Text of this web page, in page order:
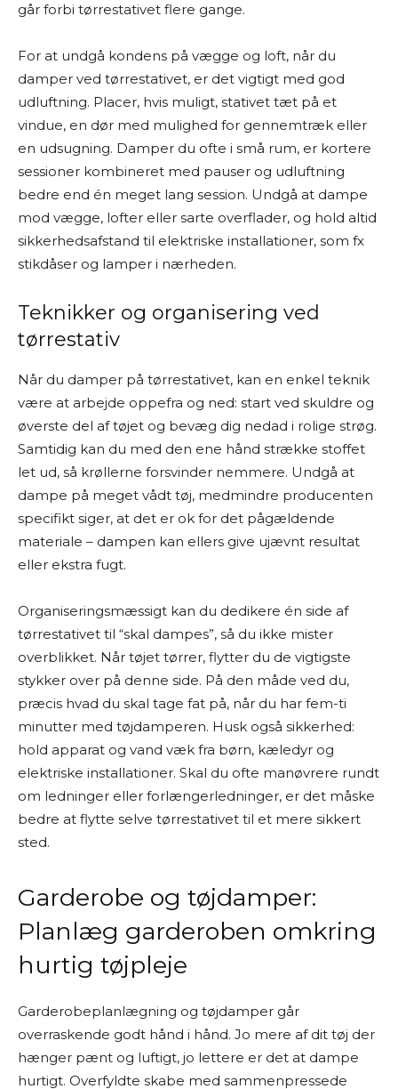
går forbi tørrestativet flere gange.
For at undgå kondens på vægge og loft, når du
damper ved tørrestativet, er det vigtigt med god
udluftning. Placer, hvis muligt, stativet tæt på et
vindue, en dør med mulighed for gennemtræk eller
en udsugning. Damper du ofte i små rum, er kortere
sessioner kombineret med pauser og udluftning
bedre end én meget lang session. Undgå at dampe
mod vægge, lofter eller sarte overflader, og hold altid
sikkerhedsafstand til elektriske installationer, som fx
stikdåser og lamper i nærheden.
Teknikker og organisering ved
tørrestativ
Når du damper på tørrestativet, kan en enkel teknik
være at arbejde oppefra og ned: start ved skuldre og
øverste del af tøjet og bevæg dig nedad i rolige strøg.
Samtidig kan du med den ene hånd strække stoffet
let ud, så krøllerne forsvinder nemmere. Undgå at
dampe på meget vådt tøj, medmindre producenten
specifikt siger, at det er ok for det pågældende
materiale – dampen kan ellers give ujævnt resultat
eller ekstra fugt.
Organiseringsmæssigt kan du dedikere én side af
tørrestativet til “skal dampes”, så du ikke mister
overblikket. Når tøjet tørrer, flytter du de vigtigste
stykker over på denne side. På den måde ved du,
præcis hvad du skal tage fat på, når du har fem-ti
minutter med tøjdamperen. Husk også sikkerhed:
hold apparat og vand væk fra børn, kæledyr og
elektriske installationer. Skal du ofte manøvrere rundt
om ledninger eller forlængerledninger, er det måske
bedre at flytte selve tørrestativet til et mere sikkert
sted.
Garderobe og tøjdamper:
Planlæg garderoben omkring
hurtig tøjpleje
Garderobeplanlægning og tøjdamper går
overraskende godt hånd i hånd. Jo mere af dit tøj der
hænger pænt og luftigt, jo lettere er det at dampe
hurtigt. Overfyldte skabe med sammenpressede